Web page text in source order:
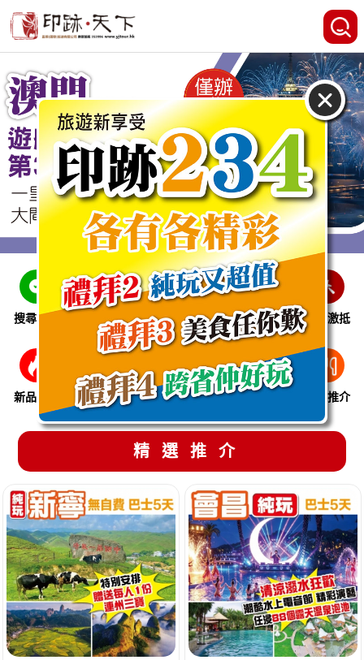
搜尋線路 跨省巴士 即時特惠 休閒娛樂 會員激抵
新品推介 季節限定 溫泉養生 買一送一 美食推介
精選推介